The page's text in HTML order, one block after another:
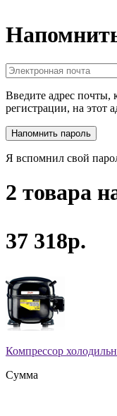
Введите адрес почты,
регистрации, на этот
Я вспомнил свой
2 товара
37 318р.
Компрессор
Сумма